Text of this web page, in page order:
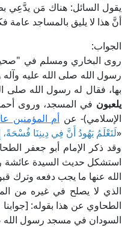
يقول السائل: هناك مَن يدَّعِي
أنَّ هذا لا يليق بالمساجد عامة
الجواب:
روى البخاري ومسلم في
رسول الله صلى الله عليه
بها، فقال له رسول الله صلى
يلعبون
الإسلامي)- عن أم المؤمنين
«لَتَعْلَمُ يَهُودُ أَنَّ فِي دِينِنَا
استشكل حديث السيدة عائشة
الله عنها ما يجب دفعه وترك
الذي لا يصلح في غيره من
الطحاوي عن هذا بقوله:
السودان في مسجد رسول الله